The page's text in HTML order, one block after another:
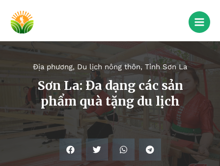
Địa phương, Du lịch nông thôn, Tỉnh Sơn La
Sơn La: Đa dạng các sản
phẩm quà tặng du lịch